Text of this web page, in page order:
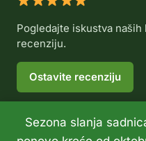
Sezona slanja
Pogledajte iskustva
recenziju.
Ostavite recenziju